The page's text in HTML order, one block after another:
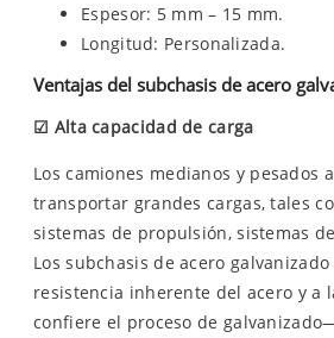
Espesor: 5 mm – 15 mm.
Longitud: Personalizada.
Ventajas del subchasis de acero
☑ Alta capacidad de carga
Los camiones medianos y pesados
transportar grandes cargas, tales
sistemas de propulsión, sistemas
Los subchasis de acero
resistencia inherente del acero y a
confiere el proceso de